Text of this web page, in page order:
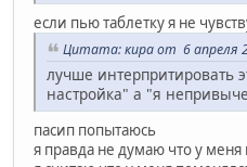
если пью таблетку я не
Цитата: кира от 6 апреля
лучше интерпритировать
настройка" а "я
пасип попытаюсь
я правда не думаю что у меня